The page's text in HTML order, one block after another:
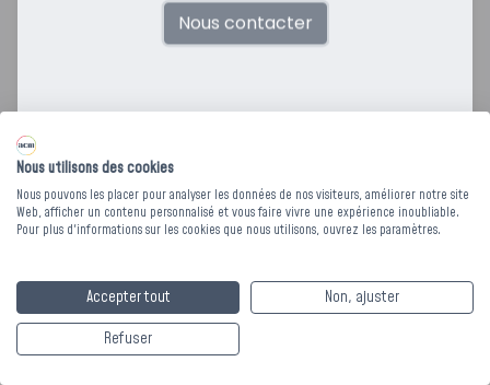
COUVRE-LIT POLI
380 - 180 x 260 cm -
Piquage ligne
Nous contacter
Nous utilisons des cookies
Nous pouvons les placer pour analyser les données de nos visiteurs, améliorer notre site
Web, afficher un contenu personnalisé et vous faire vivre une expérience inoubliable.
Pour plus d'informations sur les cookies que nous utilisons, ouvrez les paramètres.
Accepter tout
Non, ajuster
Refuser